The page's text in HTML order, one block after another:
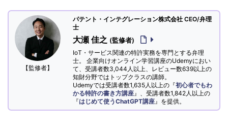
【監修者】
パテント・インテグレーション株式会社 CEO/弁理
士
大瀬 佳之 (監修者)
IoT・サービス関連の特許実務を専門とする弁理
士。 企業向けオンライン学習講座のUdemyにおい
て、受講者数3,044人以上、レビュー数639以上の
知財分野ではトップクラスの講師。
Udemyでは受講者数1,635人以上の『初心者でもわ
かる特許の書き方講座 』、受講者数1,842人以上の
『はじめて使うChatGPT講座 』を提供。